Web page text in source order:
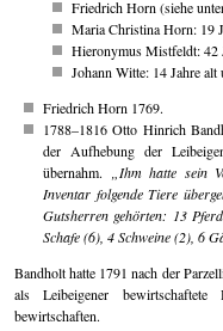
Friedrich Horn (siehe
Maria Christina Horn: 19
Hieronymus Mistfeldt: 42
Johann Witte: 14 Jahre alt
Friedrich Horn 1769.
1788–1816 Otto Hinrich
der Aufhebung der
übernahm.
Ihm hatte sein
Inventar folgende Tiere
Gutsherren gehörten: 13
Schafe (6), 4 Schweine (2), 6
Bandholt hatte 1791 nach der
als Leibeigener
bewirtschaften.